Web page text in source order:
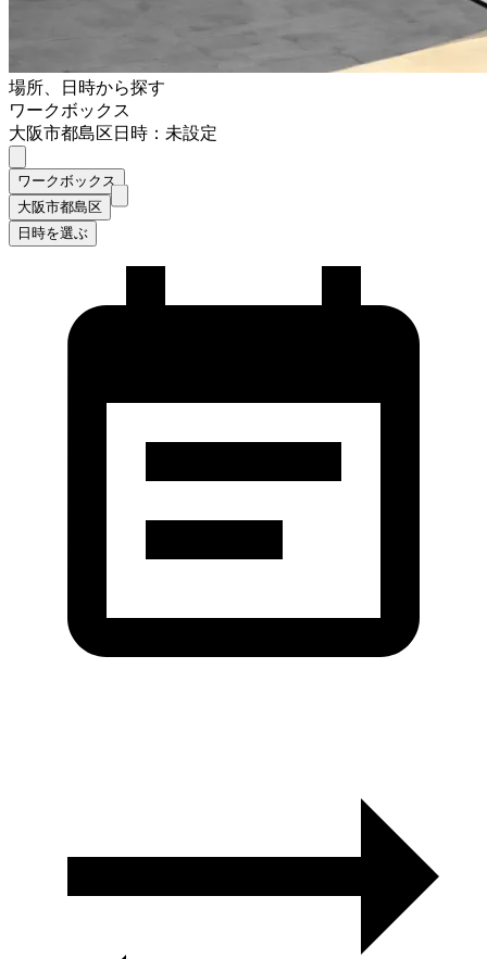
場所、日時から探す
ワークボックス
大阪市都島区日時：未設定
ワークボックス
大阪市都島区
日時を選ぶ